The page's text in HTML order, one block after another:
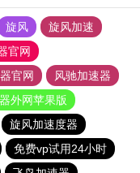
旋风
旋风加速
官网
官网
风驰加速器
外网苹果版
旋风加速度器
免费vp试用24小时